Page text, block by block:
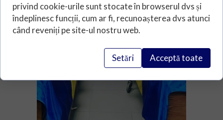
privind cookie-urile sunt stocate în browserul dvs și
îndeplinesc funcții, cum ar fi, recunoașterea dvs atunci
când reveniți pe site-ul nostru web.
Setări Acceptă toate